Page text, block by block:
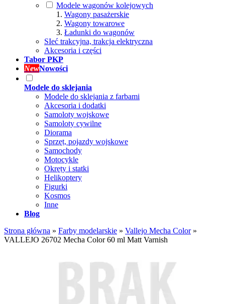
Modele wagonów kolejowych
Wagony pasażerskie
Wagony towarowe
Ładunki do wagonów
SIeć trakcyjna, trakcja elektryczna
Akcesoria i części
Tabor PKP
NewNowości
Modele do sklejania
Modele do sklejania z farbami
Akcesoria i dodatki
Samoloty wojskowe
Samoloty cywilne
Diorama
Sprzęt, pojazdy wojskowe
Samochody
Motocykle
Okręty i statki
Helikoptery
Figurki
Kosmos
Inne
Blog
Strona główna » Farby modelarskie » Vallejo Mecha Color»
VALLEJO 26702 Mecha Color 60 ml Matt Varnish